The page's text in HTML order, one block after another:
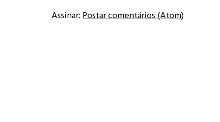
Assinar: Postar comentários (Atom)